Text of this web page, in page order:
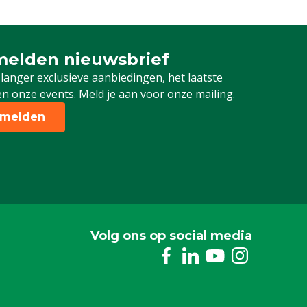
nieuwsbrief
exclusieve aanbiedingen, het laatste
onze events. Meld je aan voor onze mailing.
in voor onze nieuwsbrief
Volg ons op social media